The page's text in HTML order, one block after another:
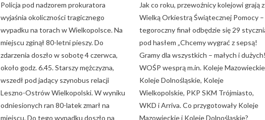
Policja pod nadzorem prokuratora
wyjaśnia okoliczności tragicznego
wypadku na torach w Wielkopolsce. Na
miejscu zginął 80-letni pieszy. Do
zdarzenia doszło w sobotę 4 czerwca,
około godz. 6.45. Starszy mężczyzna,
wszedł pod jadący szynobus relacji
Leszno-Ostrów Wielkopolski. W wyniku
odniesionych ran 80-latek zmarł na
miejscu. Do tego wypadku doszło na
Jak co roku, przewoźnicy kolejowi grają z
Wielką Orkiestrą Świątecznej Pomocy –
tegoroczny finał odbędzie się 29
pod hasłem „Chcemy wygrać z sepsą!
Gramy dla wszystkich – małych i
WOŚP wesprą m.in. Koleje
Koleje Dolnośląskie, Koleje
Wielkopolskie, PKP SKM Trójmiasto,
WKD i Arriva. Co przygotowały Koleje
Mazowieckie i Koleje Dolnośląskie?